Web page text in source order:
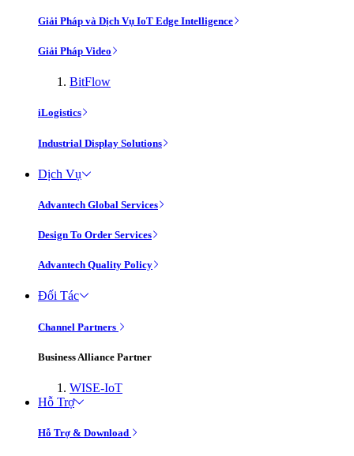
Giải Pháp và Dịch Vụ IoT Edge Intelligence
Giải Pháp Video
BitFlow
iLogistics
Industrial Display Solutions
Dịch Vụ
Advantech Global Services
Design To Order Services
Advantech Quality Policy
Đối Tác
Channel Partners
Business Alliance Partner
WISE-IoT
Hỗ Trợ
Hỗ Trợ & Download